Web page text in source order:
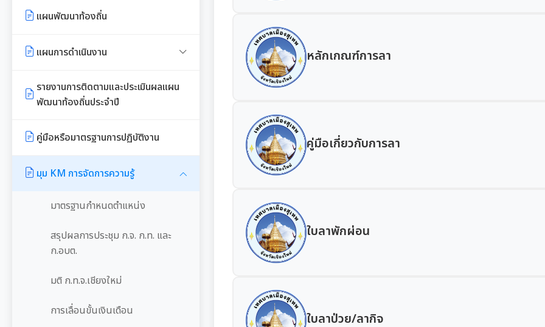
ประวัติความเป็นมา
แผนพัฒนาท้องถิ่น
แผนการดำเนินงาน
แผนดำเนินงานประจำปี
งานประจำปีรอบ 6 เดือน
รายงานผลการดำเนินงานประจำปี
รายงานการติดตามและประเมินผลแผน
พัฒนาท้องถิ่นประจำปี
คู่มือหรือมาตรฐานการปฏิบัติงาน
มุม KM การจัดการความรู้
มาตรฐานกำหนดตำแหน่ง
สรุปผลการประชุม ก.จ. ก.ท. และ
ก.อบต.
มติ ก.ท.จ.เชียงใหม่
การเลื่อนขั้นเงินเดือน
หลักเกณฑ์การลา
คู่มือเกี่ยวกับการลา
ใบลาพักผ่อน
ใบลาป่วย/ลากิจ